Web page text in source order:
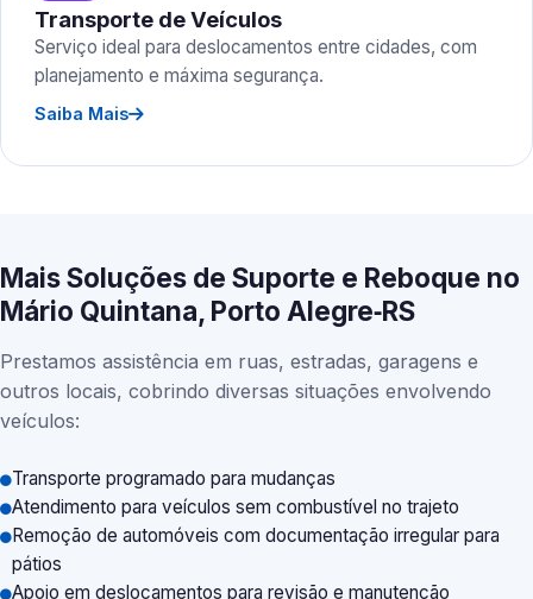
Transporte de Veículos
Serviço ideal para deslocamentos entre cidades, com
planejamento e máxima segurança.
Saiba Mais
Mais Soluções de Suporte e Reboque no
Mário Quintana, Porto Alegre‑RS
Prestamos assistência em ruas, estradas, garagens e
outros locais, cobrindo diversas situações envolvendo
veículos:
Transporte programado para mudanças
Atendimento para veículos sem combustível no trajeto
Remoção de automóveis com documentação irregular para
pátios
Apoio em deslocamentos para revisão e manutenção